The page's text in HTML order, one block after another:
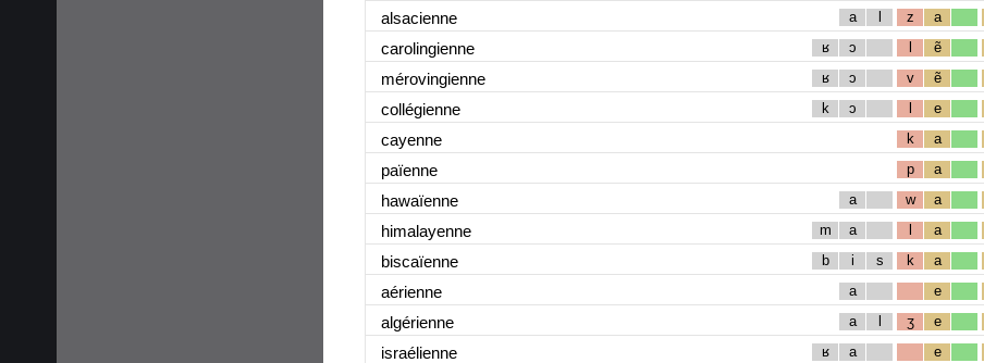
alsacienne a l z a
carolingienne ʁ ɔ l ẽ
mérovingienne ʁ ɔ v ẽ
collégienne k ɔ l e
cayenne k a
païenne p a
hawaïenne a w a
himalayenne m a l a
biscaïenne b i s k a
aérienne a e
algérienne a l ʒ e
israélienne ʁ a e